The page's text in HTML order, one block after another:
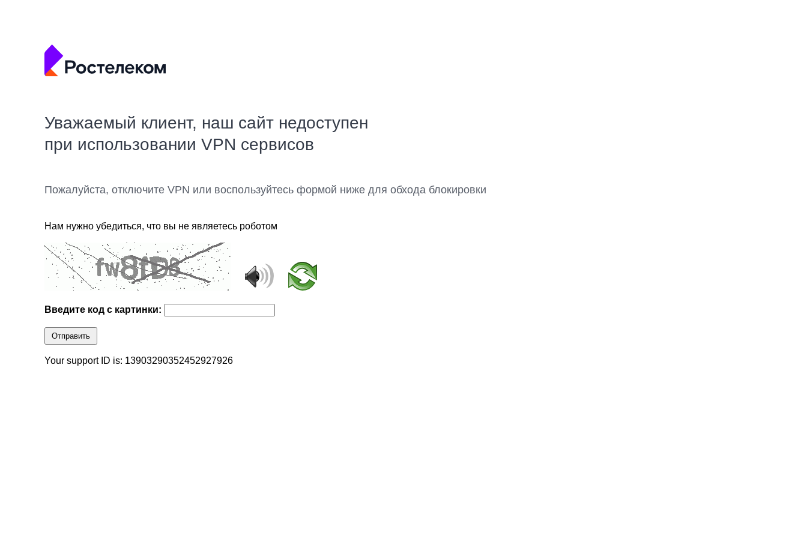
Уважаемый клиент, наш сайт недоступен
при использовании VPN сервисов
Пожалуйста, отключите VPN или воспользуйтесь формой ниже для обхода блокировки
Нам нужно убедиться, что вы не являетесь роботом
Введите код с картинки:
Отправить
Your support ID is: 13903290352452927926